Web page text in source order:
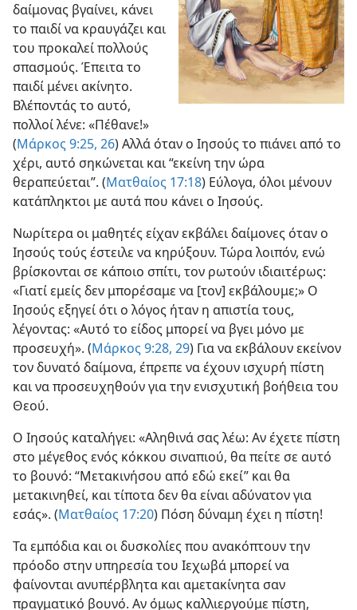
δαίμονας βγαίνει, κάνει
το παιδί να κραυγάζει και
του προκαλεί πολλούς
σπασμούς. Έπειτα το
παιδί μένει ακίνητο.
Βλέποντάς το αυτό,
πολλοί λένε: «Πέθανε!»
(Μάρκος 9:25, 26) Αλλά όταν ο Ιησούς το πιάνει από το
χέρι, αυτό σηκώνεται και “εκείνη την ώρα
θεραπεύεται”. (Ματθαίος 17:18) Εύλογα, όλοι μένουν
κατάπληκτοι με αυτά που κάνει ο Ιησούς.
Νωρίτερα οι μαθητές είχαν εκβάλει δαίμονες όταν ο
Ιησούς τούς έστειλε να κηρύξουν. Τώρα λοιπόν, ενώ
βρίσκονται σε κάποιο σπίτι, τον ρωτούν ιδιαιτέρως:
«Γιατί εμείς δεν μπορέσαμε να [τον] εκβάλουμε;» Ο
Ιησούς εξηγεί ότι ο λόγος ήταν η απιστία τους,
λέγοντας: «Αυτό το είδος μπορεί να βγει μόνο με
προσευχή». (Μάρκος 9:28, 29) Για να εκβάλουν εκείνον
τον δυνατό δαίμονα, έπρεπε να έχουν ισχυρή πίστη
και να προσευχηθούν για την ενισχυτική βοήθεια του
Θεού.
Ο Ιησούς καταλήγει: «Αληθινά σας λέω: Αν έχετε πίστη
στο μέγεθος ενός κόκκου σιναπιού, θα πείτε σε αυτό
το βουνό: “Μετακινήσου από εδώ εκεί” και θα
μετακινηθεί, και τίποτα δεν θα είναι αδύνατον για
εσάς». (Ματθαίος 17:20) Πόση δύναμη έχει η πίστη!
Τα εμπόδια και οι δυσκολίες που ανακόπτουν την
πρόοδο στην υπηρεσία του Ιεχωβά μπορεί να
φαίνονται ανυπέρβλητα και αμετακίνητα σαν
πραγματικό βουνό. Αν όμως καλλιεργούμε πίστη,